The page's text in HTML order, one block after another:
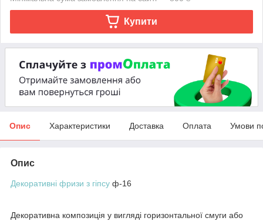
Купити
Опис Характеристики Доставка Оплата Умови
Опис
Декоративні фризи з гіпсу ф-16
Декоративна композиція у вигляді горизонтальної смуги або